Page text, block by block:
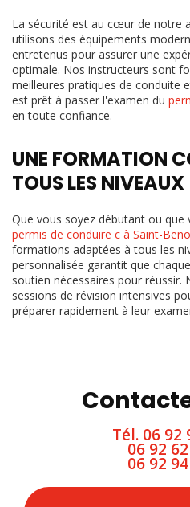
La sécurité est au cœur de notre
utilisons des équipements
entretenus pour assurer une
optimale. Nos instructeurs sont
meilleures pratiques de conduite
est prêt à passer l'examen du
en toute confiance.
UNE FORMATION
TOUS LES NIVEAUX
Que vous soyez débutant ou que
permis de conduire c à Saint-
formations adaptées à tous les
personnalisée garantit que
soutien nécessaires pour
sessions de révision intensives
préparer rapidement à leur
Tél. 06 92
06 92
06 92